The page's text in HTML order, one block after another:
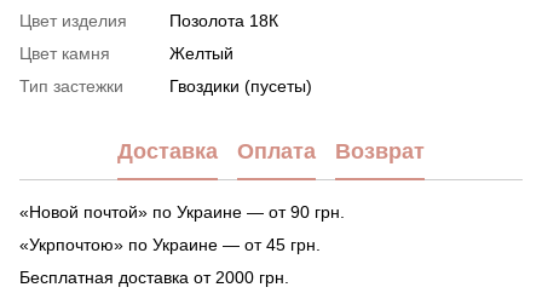
Цвет изделия
Позолота 18К
Цвет камня
Желтый
Тип застежки
Гвоздики (пусеты)
Доставка Оплата Возврат
«Новой почтой» по Украине — от 90 грн.
«Укрпочтою» по Украине — от 45 грн.
Бесплатная доставка от 2000 грн.